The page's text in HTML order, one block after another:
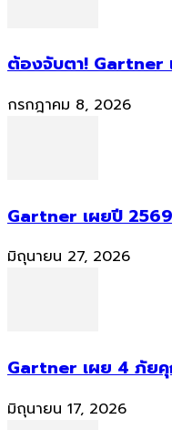
ต้องจับตา! Gartner
กรกฎาคม 8, 2026
Gartner เผยปี
มิถุนายน 27, 2026
Gartner เผย 4 ภัยคุ
มิถุนายน 17, 2026